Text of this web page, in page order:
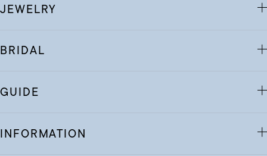
JEWELRY
BRIDAL
GUIDE
INFORMATION